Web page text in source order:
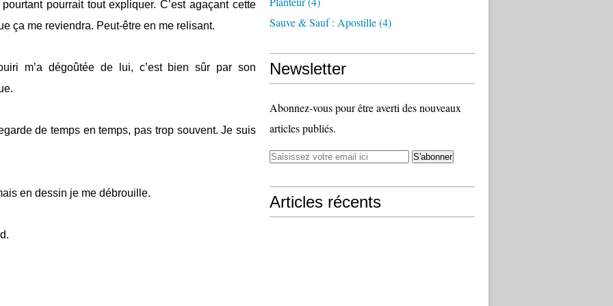
pourrait tout expliquer. C’est agaçant cette
ça me reviendra. Peut-être en me relisant.
m’a dégoûtée de lui, c’est bien sûr par son
de temps en temps, pas trop souvent. Je suis
en dessin je me débrouille.
Sauve & Sauf : Apostille(4)
Newsletter
Abonnez-vous pour être averti des nouveaux
articles publiés.
Articles récents